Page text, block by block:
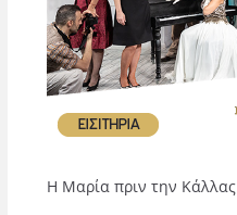
Η Μαρία πριν την Κάλλας